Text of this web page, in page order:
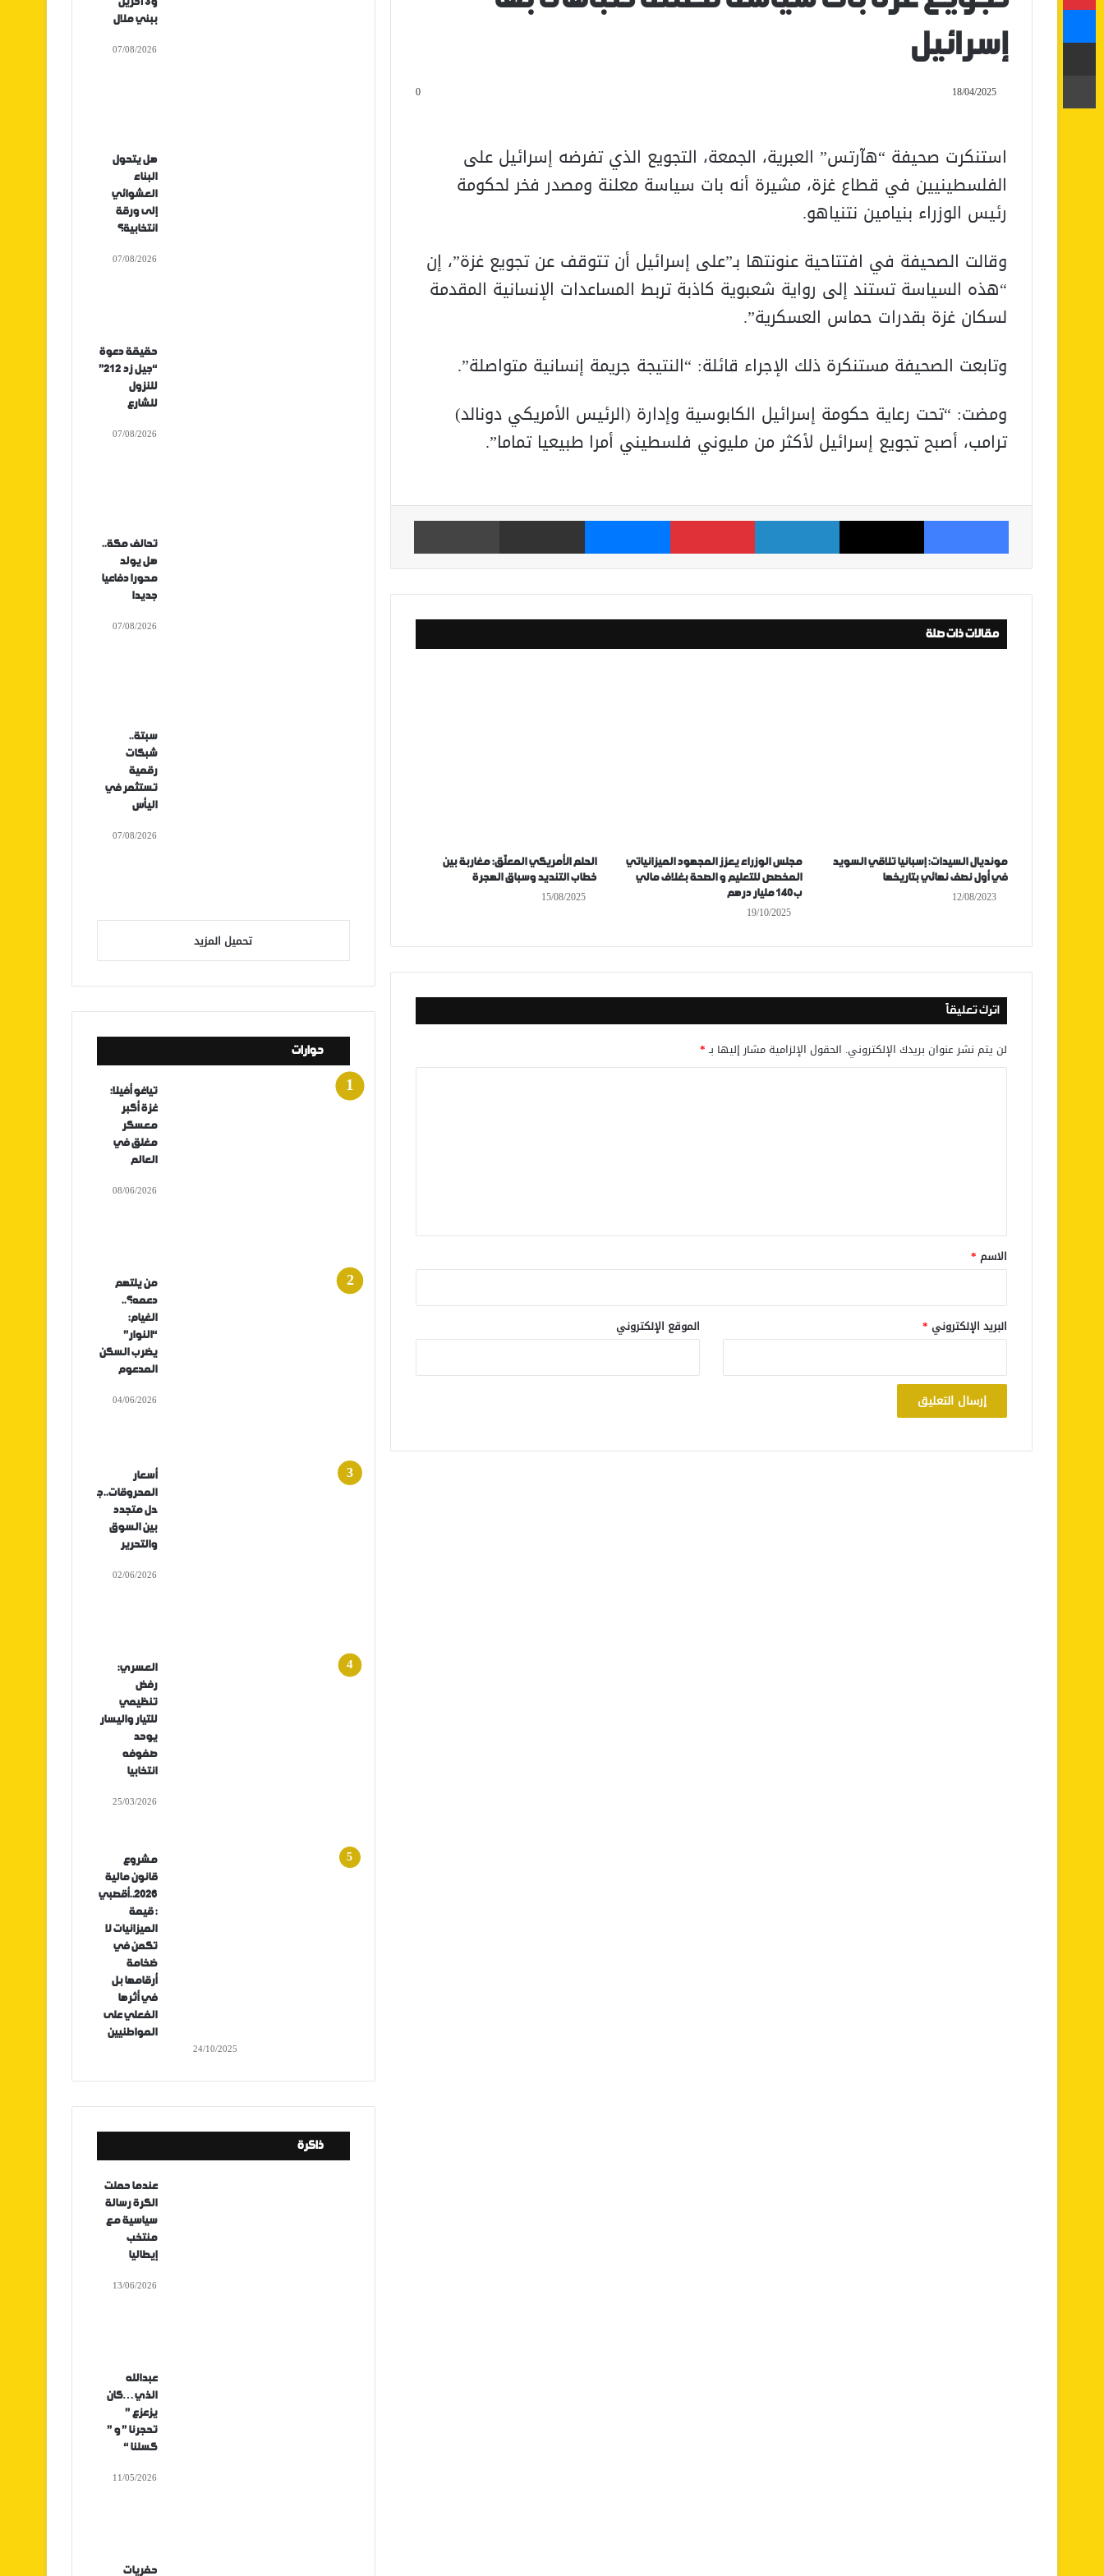
إسرائيل
18/04/2025
0
استنكرت صحيفة “هآرتس” العبرية، الجمعة، التجويع الذي تفرضه إسرائيل على
الفلسطينيين في قطاع غزة، مشيرة أنه بات سياسة معلنة ومصدر فخر لحكومة
رئيس الوزراء بنيامين نتنياهو.
وقالت الصحيفة في افتتاحية عنونتها بـ”على إسرائيل أن تتوقف عن تجويع غزة”، إن
“هذه السياسة تستند إلى رواية شعبوية كاذبة تربط المساعدات الإنسانية المقدمة
لسكان غزة بقدرات حماس العسكرية”.
وتابعت الصحيفة مستنكرة ذلك الإجراء قائلة: “النتيجة جريمة إنسانية متواصلة”.
ومضت: “تحت رعاية حكومة إسرائيل الكابوسية وإدارة (الرئيس الأمريكي دونالد)
ترامب، أصبح تجويع إسرائيل لأكثر من مليوني فلسطيني أمرا طبيعيا تماما”.
فيسبوك ‫X لينكدإن بينتيريست ماسنجر مشاركة عبر البريد
مقالات ذات صلة
مونديال السيدات: إسبانيا تلاقي السويد
في أول نصف نهائي بتاريخها
12/08/2023
مجلس الوزراء يعزز المجهود الميزانياتي
المخصص للتعليم و الصحة بغلاف مالي
ب140 مليار درهم
19/10/2025
الحلم الأمريكي المعلّق: مغاربة بين
خطاب التنديد وسباق الهجرة
15/08/2025
اترك تعليقاً
لن يتم نشر عنوان بريدك الإلكتروني. الحقول الإلزامية مشار إليها بـ*
*
الاسم *
البريد الإلكتروني * الموقع الإلكتروني
ببني ملال
07/08/2026
هل يتحول
البناء
العشوائي
إلى ورقة
انتخابية؟
07/08/2026
حقيقة دعوة
“جيل زد 212”
للنزول
للشارع
07/08/2026
تحالف مكة..
هل يولد
محورا دفاعيا
جديدا
07/08/2026
سبتة..
شبكات
رقمية
تستثمر في
اليأس
07/08/2026
تحميل المزيد
حوارات
تياغو أفيلا:
غزة أكبر
معسكر
مغلق في
العالم
08/06/2026
من يلتهم
دعمه؟..
الغيام:
“النوار”
يضرب السكن
المدعوم
04/06/2026
أسعار
المحروقات..ج
دل متجدد
بين السوق
والتحرير
02/06/2026
العسري:
رفض
تنظيمي
للتيار واليسار
يوحد
صفوفه
انتخابيا
25/03/2026
مشروع
قانون مالية
2026..أقصبي
: قيمة
الميزانيات لا
تكمن في
ضخامة
أرقامها بل
في أثرها
الفعلي على
المواطنيين
24/10/2025
ذاكرة
عندما حملت
الكرة رسالة
سياسية مع
منتخب
إيطاليا
13/06/2026
عبدالله
الذي…كان
يزعزع ”
تحجرنا ” و ”
كسلنا “
11/05/2026
حفريات